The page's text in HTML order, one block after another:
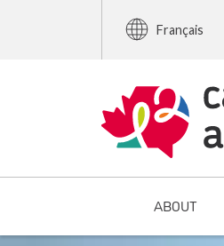
Français
ABOUT